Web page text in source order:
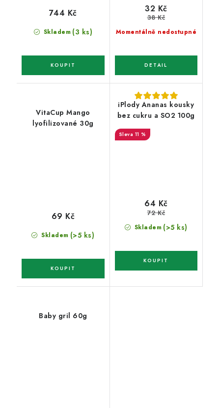
Skladem (3 ks)
744 Kč
Momentálně nedostupné
32 Kč
38 Kč
VitaCup Mango
lyofilizované 30g
Skladem (>5 ks)
69 Kč
iPlody Ananas kousky
bez cukru a SO2 100g
11 %
Skladem (>5 ks)
64 Kč
72 Kč
Baby gril 60g